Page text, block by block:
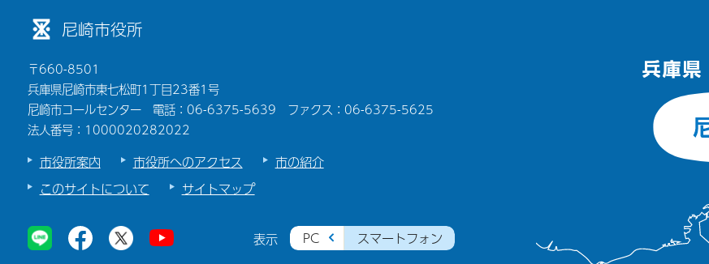
尼崎市役所
〒660-8501
兵庫県尼崎市東七松町1丁目23番1号
尼崎市コールセンター 電話：06-6375-5639 ファクス：06-6375-5625
法人番号：1000020282022
市役所案内 市役所へのアクセス
市の紹介
このサイトについて
サイトマップ
表示 PC スマートフォン